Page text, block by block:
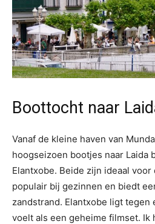
Boottocht naar
Vanaf de kleine haven van
hoogseizoen bootjes naar Laida
Elantxobe. Beide zijn ideaal voor
populair bij gezinnen en biedt
zandstrand. Elantxobe ligt tegen
voelt als een geheime filmset. Ik